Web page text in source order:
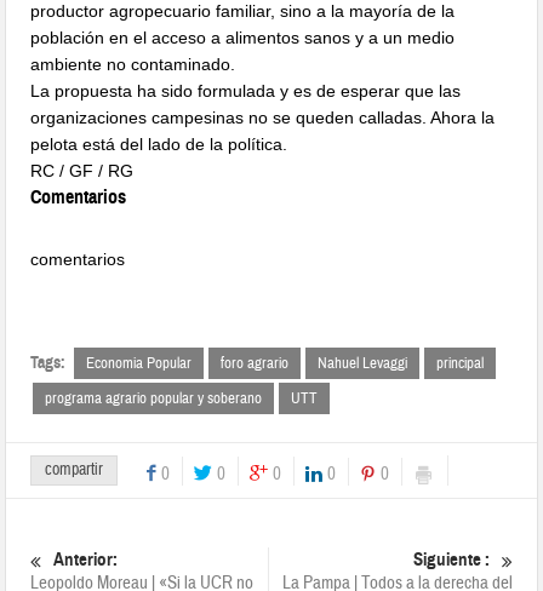
productor agropecuario familiar, sino a la mayoría de la
población en el acceso a alimentos sanos y a un medio
ambiente no contaminado.
La propuesta ha sido formulada y es de esperar que las
organizaciones campesinas no se queden calladas. Ahora la
pelota está del lado de la política.
RC / GF / RG
Comentarios
comentarios
Tags: Economia Popular foro agrario Nahuel Levaggi
principal
programa agrario popular y soberano
UTT
compartir 0 0 0 0 0
Anterior:
Leopoldo Moreau | «Si la UCR no
Siguiente :
La Pampa | Todos a la derecha del